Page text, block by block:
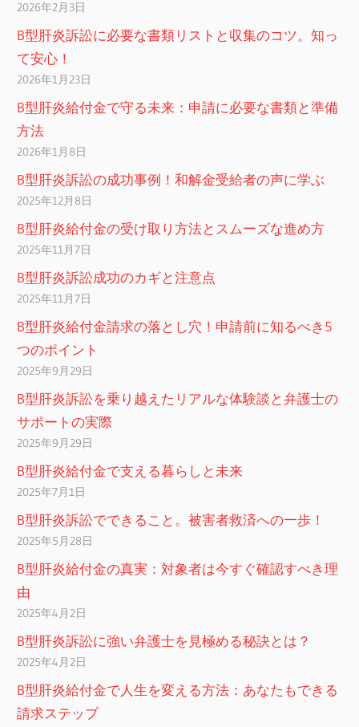
2026年2月3日
B型肝炎訴訟に必要な書類リストと収集のコツ。知っ
て安心！
2026年1月23日
B型肝炎給付金で守る未来：申請に必要な書類と準備
方法
2026年1月8日
B型肝炎訴訟の成功事例！和解金受給者の声に学ぶ
2025年12月8日
B型肝炎給付金の受け取り方法とスムーズな進め方
2025年11月7日
B型肝炎訴訟成功のカギと注意点
2025年11月7日
B型肝炎給付金請求の落とし穴！申請前に知るべき5
つのポイント
2025年9月29日
B型肝炎訴訟を乗り越えたリアルな体験談と弁護士の
サポートの実際
2025年9月29日
B型肝炎給付金で支える暮らしと未来
2025年7月1日
B型肝炎訴訟でできること。被害者救済への一歩！
2025年5月28日
B型肝炎給付金の真実：対象者は今すぐ確認すべき理
由
2025年4月2日
B型肝炎訴訟に強い弁護士を見極める秘訣とは？
2025年4月2日
B型肝炎給付金で人生を変える方法：あなたもできる
請求ステップ